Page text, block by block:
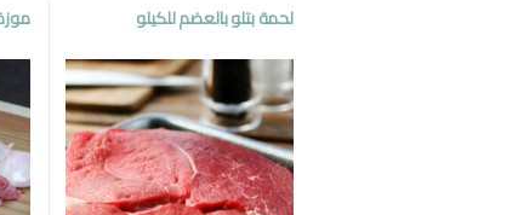
لحمة بتلو بالعضم للكيلو